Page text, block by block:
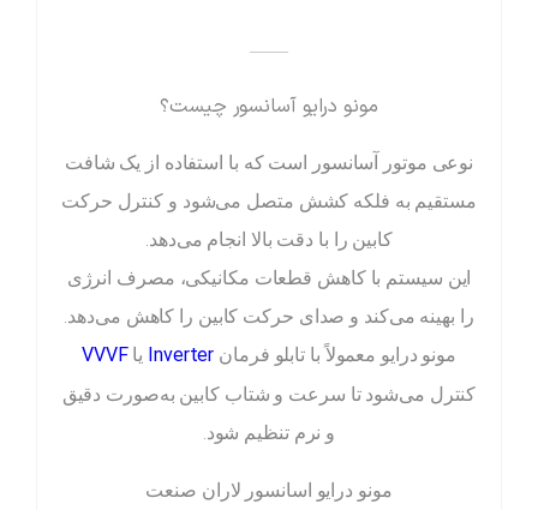
——
مونو درایو آسانسور چیست؟
نوعی موتور آسانسور است که با استفاده از یک شافت
مستقیم به فلکه کشش متصل می‌شود و کنترل حرکت
کابین را با دقت بالا انجام می‌دهد.
این سیستم با کاهش قطعات مکانیکی، مصرف انرژی
را بهینه می‌کند و صدای حرکت کابین را کاهش می‌دهد.
مونو درایو معمولاً با تابلو فرمان Inverter یاVVVF
کنترل می‌شود تا سرعت و شتاب کابین به‌صورت دقیق
و نرم تنظیم شود.
مونو درایو اسانسور لاران صنعت